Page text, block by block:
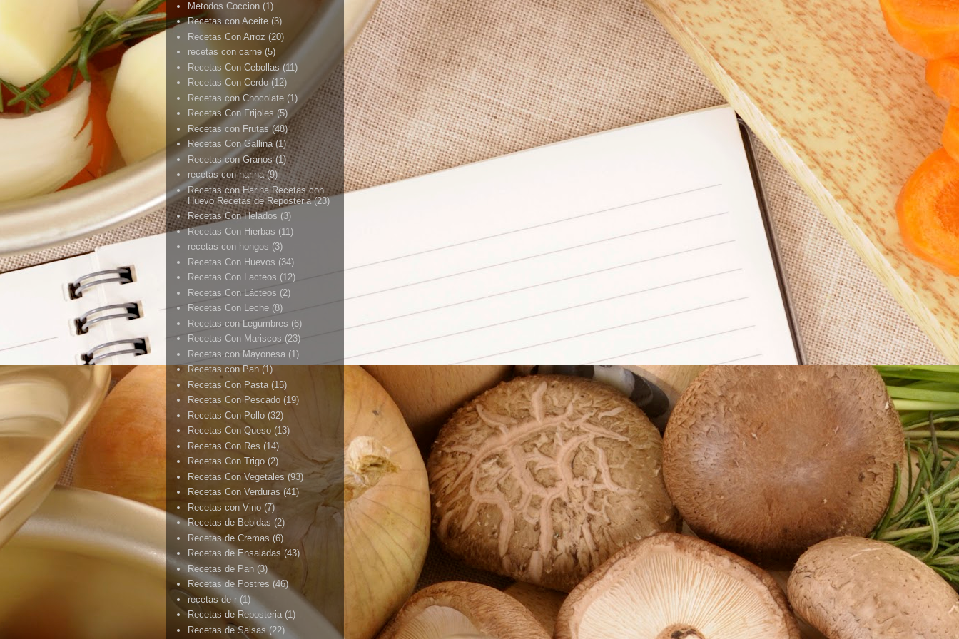
Metodos Coccion (1)
Recetas con Aceite (3)
Recetas Con Arroz (20)
recetas con carne (5)
Recetas Con Cebollas (11)
Recetas Con Cerdo (12)
Recetas con Chocolate (1)
Recetas Con Frijoles (5)
Recetas con Frutas (48)
Recetas Con Gallina (1)
Recetas con Granos (1)
recetas con harina (9)
Recetas con Harina Recetas con
Huevo Recetas de Reposteria (23)
Recetas Con Helados (3)
Recetas Con Hierbas (11)
recetas con hongos (3)
Recetas Con Huevos (34)
Recetas Con Lacteos (12)
Recetas Con Lácteos (2)
Recetas Con Leche (8)
Recetas con Legumbres (6)
Recetas Con Mariscos (23)
Recetas con Mayonesa (1)
Recetas con Pan (1)
Recetas Con Pasta (15)
Recetas Con Pescado (19)
Recetas Con Pollo (32)
Recetas Con Queso (13)
Recetas Con Res (14)
Recetas Con Trigo (2)
Recetas Con Vegetales (93)
Recetas Con Verduras (41)
Recetas con Vino (7)
Recetas de Bebidas (2)
Recetas de Cremas (6)
Recetas de Ensaladas (43)
Recetas de Pan (3)
Recetas de Postres (46)
recetas de r (1)
Recetas de Reposteria (1)
Recetas de Salsas (22)